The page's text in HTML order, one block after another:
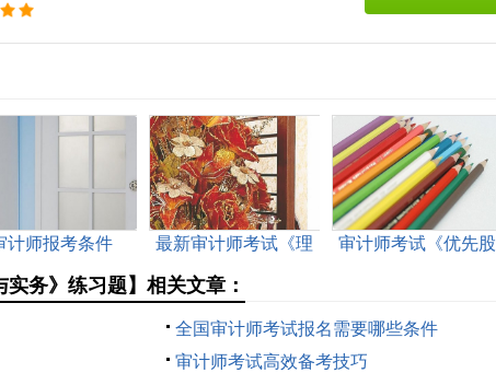
计师报考条件
最新审计师考试《理
审计师考试《优先股
实务》练习题】相关文章：
全国审计师考试报名需要哪些条件
审计师考试高效备考技巧